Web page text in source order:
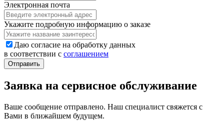
Электронная почта
Укажите подробную информацию о заказе
Даю согласие на обработку данных
в соответствии с соглашением
Заявка на сервисное обслуживание
Ваше сообщение отправлено. Наш специалист свяжется с
Вами в ближайшем будущем.